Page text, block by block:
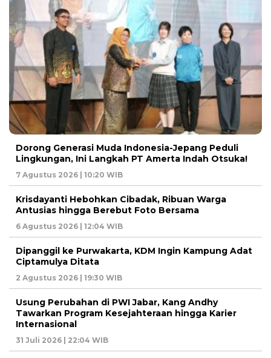
Dorong Generasi Muda Indonesia-Jepang Peduli
Lingkungan, Ini Langkah PT Amerta Indah Otsuka!
7 Agustus 2026 | 10:20 WIB
Krisdayanti Hebohkan Cibadak, Ribuan Warga
Antusias hingga Berebut Foto Bersama
6 Agustus 2026 | 12:04 WIB
Dipanggil ke Purwakarta, KDM Ingin Kampung Adat
Ciptamulya Ditata
2 Agustus 2026 | 19:30 WIB
Usung Perubahan di PWI Jabar, Kang Andhy
Tawarkan Program Kesejahteraan hingga Karier
Internasional
31 Juli 2026 | 22:04 WIB